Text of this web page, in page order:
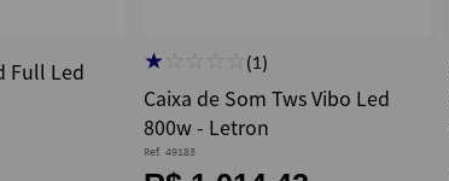
Full Led
★ (1)
Caixa de Som Tws Vibo Led
800w - Letron
Ref. 49183